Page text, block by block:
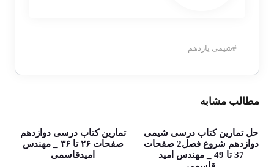
#شیمی یازدهم
مطالب مشابه
حل تمارین کتاب درسی شیمی
دوازدهم شروع فصل2 صفحات
37 تا 49 _ مهندس امید
تمارین کتاب درسی دوازدهم
صفحات ۲۶ تا ۳۶ _ مهندس
امیدقاسمی